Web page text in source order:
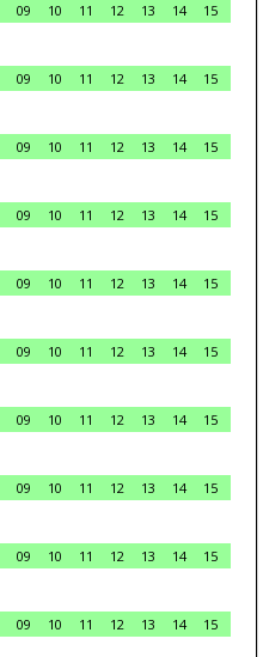
09 10 11 12 13 14
15
09 10 11 12 13 14
15
09 10 11 12 13 14
15
09 10 11 12 13 14
15
09 10 11 12 13 14
15
09 10 11 12 13 14
15
09 10 11 12 13 14
15
09 10 11 12 13 14
15
09 10 11 12 13 14
15
09 10 11 12 13 14
15